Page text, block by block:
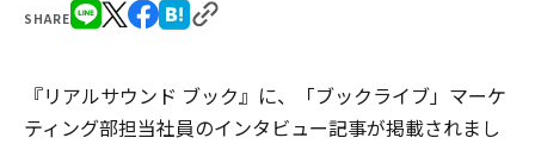
SHARE
『リアルサウンド ブック』に、「ブックライブ」マーケ
ティング部担当社員のインタビュー記事が掲載されまし